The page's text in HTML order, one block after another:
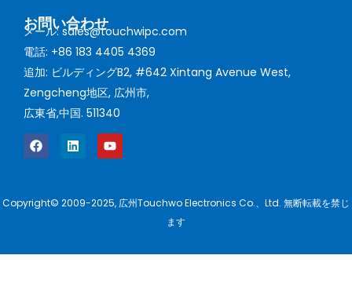
お問い合わせ
メール: sales@touchwipc.com
電話: +86 183 4405 4369
追加: ビルディングB2, #642 Xintang Avenue West,
Zengcheng地区, 広州市,
広東省,中国. 511340
Copyright© 2009-2025, 広州Touchwo Electronics Co.、Ltd. 無断転載を禁じ
ます